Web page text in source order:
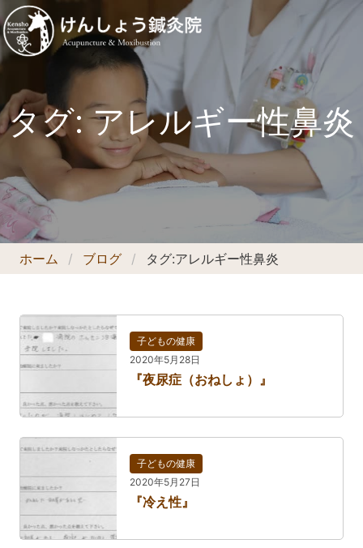
タグ:アレルギー性鼻炎
ホーム ブログ タグ:アレルギー性鼻炎
子どもの健康
2020年5月28日
『夜尿症（おねしょ）』
子どもの健康
2020年5月27日
『冷え性』